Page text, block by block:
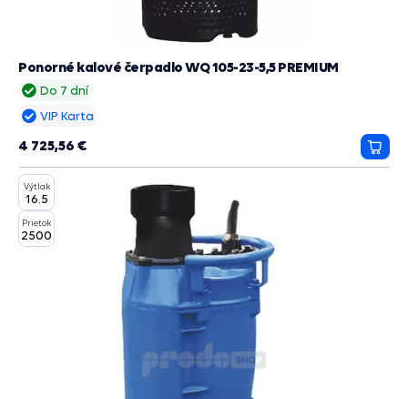
Do 7 dní
Ponorné kalové čerpadlo WQ 105-23-5,5 PREMIUM
VIP Karta
4 725,56 €
do
Výtlak
16.5
Prietok
2500